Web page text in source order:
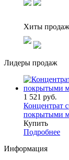
Хиты
Лидеры продаж
1 521 руб.
Концентрат
покрытыми
Купить
Подробнее
Информация